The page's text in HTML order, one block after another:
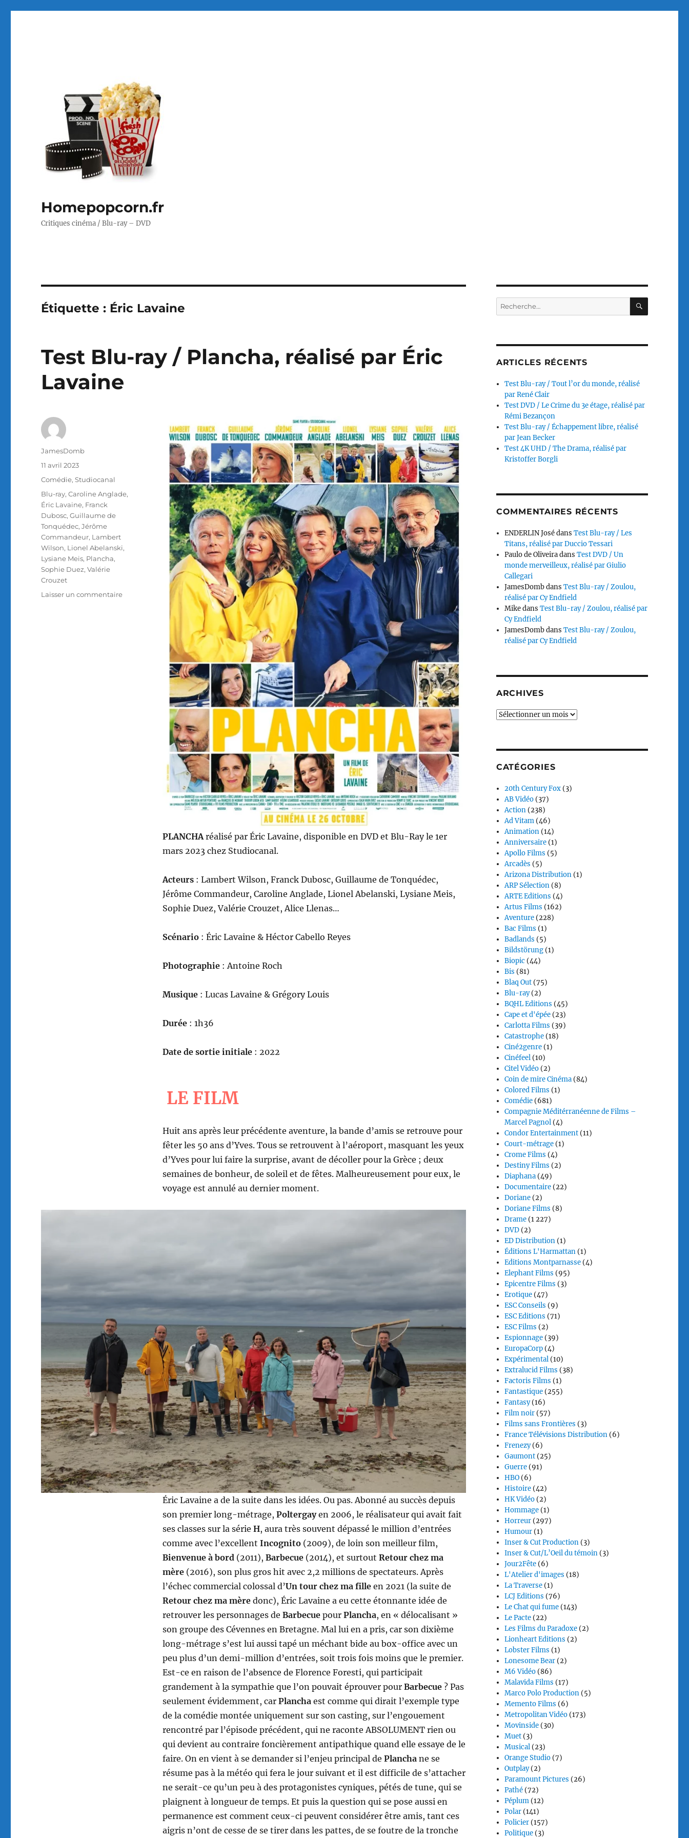
Homepopcorn.fr
Critiques cinéma / Blu-ray – DVD
Étiquette : Éric Lavaine
Test Blu-ray / Plancha, réalisé par Éric
Lavaine
PLANCHA réalisé par Éric Lavaine, disponible en DVD et Blu-Ray le 1er
mars 2023 chez Studiocanal.
Acteurs : Lambert Wilson, Franck Dubosc, Guillaume de Tonquédec,
Jérôme Commandeur, Caroline Anglade, Lionel Abelanski, Lysiane Meis,
Sophie Duez, Valérie Crouzet, Alice Llenas…
Scénario : Éric Lavaine & Héctor Cabello Reyes
Photographie : Antoine Roch
Musique : Lucas Lavaine & Grégory Louis
Durée : 1h36
Date de sortie initiale: 2022
LE FILM
Huit ans après leur précédente aventure, la bande d’amis se retrouve pour
fêter les 50 ans d’Yves. Tous se retrouvent à l’aéroport, masquant les yeux
d’Yves pour lui faire la surprise, avant de décoller pour la Grèce ; deux
semaines de bonheur, de soleil et de fêtes. Malheureusement pour eux, le
voyage est annulé au dernier moment.
Éric Lavaine a de la suite dans les idées. Ou pas. Abonné au succès depuis
son premier long-métrage, Poltergayen 2006, le réalisateur qui avait fait
ses classes sur la série H, aura très souvent dépassé le million d’entrées
comme avec l’excellent Incognito(2009), de loin son meilleur film,
Bienvenue à bord(2011), Barbecue(2014), et surtout Retour chez ma
mère(2016), son plus gros hit avec 2,2 millions de spectateurs. Après
l’échec commercial colossal d’Un tour chez ma filleen 2021 (la suite de
Retour chez ma mèredonc), Éric Lavaine a eu cette étonnante idée de
retrouver les personnages de Barbecuepour Plancha, en « délocalisant »
son groupe des Cévennes en Bretagne. Mal lui en a pris, car son dixième
long-métrage s’est lui aussi tapé un méchant bide au box-office avec un
peu plus d’un demi-million d’entrées, soit trois fois moins que le premier.
Est-ce en raison de l’absence de Florence Foresti, qui participait
grandement à la sympathie que l’on pouvait éprouver pour Barbecue ? Pas
seulement évidemment, car Planchaest comme qui dirait l’exemple type
de la comédie montée uniquement sur son casting, sur l’engouement
rencontré par l’épisode précédent, qui ne raconte ABSOLUMENT rien ou
qui devient au contraire foncièrement antipathique quand elle essaye de le
faire. On en vient à se demander si l’enjeu principal de Planchane se
résume pas à la météo qui fera le jour suivant et il est difficile de s’attacher
ne serait-ce qu’un peu à des protagonistes cyniques, pétés de tune, qui se
plaignent à longueur de temps. Et puis la question qui se pose aussi en
permanence est comment ceux-ci peuvent considérer être amis, tant ces
aigris n’ont de cesse de se tirer dans les pattes, de se foutre de la tronche
Auteur
JamesDomb
Publié
11 avril 2023
Catégories
Comédie,Studiocanal
Étiquettes
Blu-ray,Caroline Anglade,
Éric Lavaine, Franck
Dubosc,Guillaume de
Tonquédec,Jérôme
Commandeur, Lambert
Wilson, Lionel Abelanski,
Lysiane Meis, Plancha,
Sophie Duez,Valérie
Crouzet
Laisser un commentairesur
Recherche
pour :
ARTICLES RÉCENTS
Test Blu-ray / Tout l’or du monde, réalisé
par René Clair
Test DVD / Le Crime du 3e étage, réalisé par
Rémi Bezançon
Test Blu-ray / Échappement libre, réalisé
par Jean Becker
Test 4K UHD / The Drama, réalisé par
Kristoffer Borgli
COMMENTAIRES RÉCENTS
ENDERLIN JosédansTest Blu-ray / Les
Titans, réalisé par Duccio Tessari
Paulo de OliveiradansTest DVD / Un
monde merveilleux, réalisé par Giulio
Callegari
JamesDombdansTest Blu-ray / Zoulou,
réalisé par Cy Endfield
MikedansTest Blu-ray / Zoulou, réalisé par
Cy Endfield
JamesDombdansTest Blu-ray / Zoulou,
réalisé par Cy Endfield
ARCHIVES
Archives
CATÉGORIES
20th Century Fox (3)
AB Vidéo (37)
Action (238)
Ad Vitam (46)
Animation (14)
Anniversaire (1)
Apollo Films (5)
Arcadès (5)
Arizona Distribution (1)
ARP Sélection (8)
ARTE Editions (4)
Artus Films (162)
Aventure (228)
Bac Films (1)
Badlands (5)
Bildstörung (1)
Biopic (44)
Bis (81)
Blaq Out (75)
Blu-ray(2)
BQHL Editions (45)
Cape et d'épée (23)
Carlotta Films (39)
Catastrophe (18)
Ciné2genre (1)
Cinéfeel (10)
Citel Vidéo (2)
Coin de mire Cinéma (84)
Colored Films (1)
Comédie (681)
Compagnie Méditérranéenne de Films –
Marcel Pagnol (4)
Condor Entertainment (11)
Court-métrage (1)
Crome Films (4)
Destiny Films (2)
Diaphana (49)
Documentaire (22)
Doriane (2)
Doriane Films (8)
Drame (1 227)
DVD (2)
ED Distribution (1)
Éditions L'Harmattan (1)
Editions Montparnasse (4)
Elephant Films (95)
Epicentre Films (3)
Erotique (47)
ESC Conseils (9)
ESC Editions (71)
ESC Films (2)
Espionnage (39)
EuropaCorp (4)
Expérimental (10)
Extralucid Films (38)
Factoris Films (1)
Fantastique (255)
Fantasy(16)
Film noir (57)
Films sans Frontières (3)
France Télévisions Distribution (6)
Frenezy(6)
Gaumont (25)
Guerre (91)
HBO (6)
Histoire (42)
HK Vidéo (2)
Hommage (1)
Horreur (297)
Humour (1)
Inser & Cut Production (3)
Inser & Cut/L’Oeil du témoin (3)
Jour2Fête (6)
L'Atelier d'images (18)
La Traverse (1)
LCJ Editions (76)
Le Chat qui fume (143)
Le Pacte (22)
Les Films du Paradoxe (2)
Lionheart Editions (2)
Lobster Films (1)
Lonesome Bear (2)
M6 Vidéo (86)
Malavida Films (17)
Marco Polo Production (5)
Memento Films (6)
Metropolitan Vidéo (173)
Movinside (30)
Muet (3)
Musical (23)
Orange Studio (7)
Outplay(2)
Paramount Pictures (26)
Pathé (72)
Péplum (12)
Polar (141)
Policier (157)
Politique (3)